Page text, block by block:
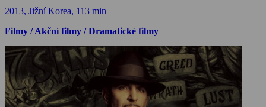
2013, Jižní Korea, 113 min
Filmy / Akční filmy / Dramatické filmy